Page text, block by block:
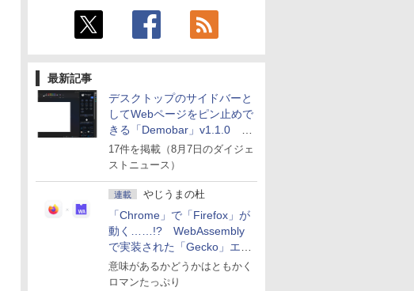
最新記事
デスクトップのサイドバーと
してWebページをピン止めで
きる「Demobar」v1.1.0 ほ
か
17件を掲載（8月7日のダイジェ
ストニュース）
連載 やじうまの杜
「Chrome」で「Firefox」が
動く……!? WebAssembly
で実装された「Gecko」エン
ジン
意味があるかどうかはともかく
ロマンたっぷり